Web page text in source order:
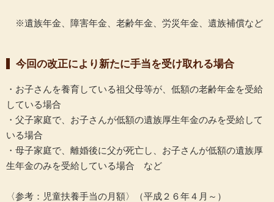
※遺族年金、障害年金、老齢年金、労災年金、遺族補償など
今回の改正により新たに手当を受け取れる場合
・お子さんを養育している祖父母等が、低額の老齢年金を受給
している場合
・父子家庭で、お子さんが低額の遺族厚生年金のみを受給して
いる場合
・母子家庭で、離婚後に父が死亡し、お子さんが低額の遺族厚
生年金のみを受給している場合 など
〈参考：児童扶養手当の月額〉（平成２６年４月～）